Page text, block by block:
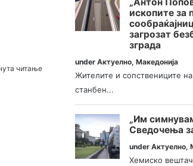
читање
ископите за
загрозат
зграда
underАктуелно,Македонија
Жителите и сопствениците
станбен...
„Им
Сведочења
underАктуелно,
Хемиско